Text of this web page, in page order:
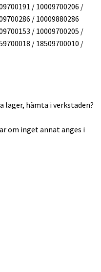
/ 10009700206 /
/ 10009880286
/ 10009700205 /
/ 18509700010 /
lager, hämta i verkstaden?
om inget annat anges i